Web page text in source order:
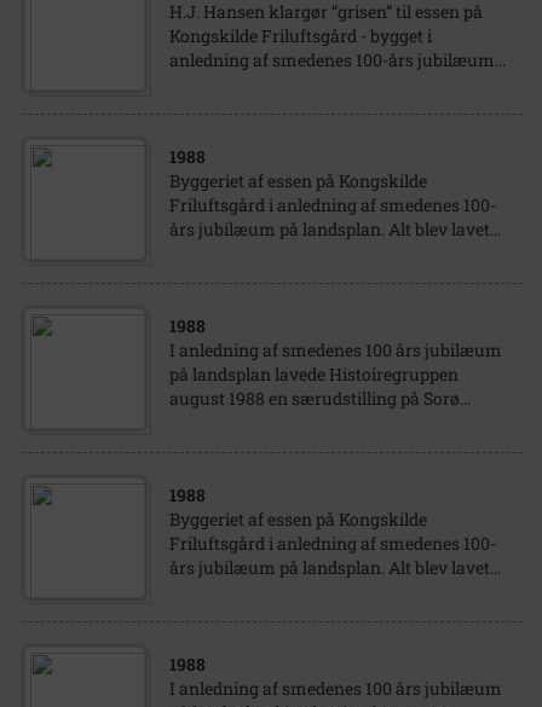
H.J. Hansen klargør “grisen” til essen på
Kongskilde Friluftsgård - bygget i
anledning af smedenes 100-års jubilæum...
1988
Byggeriet af essen på Kongskilde
Friluftsgård i anledning af smedenes 100-
års jubilæum på landsplan. Alt blev lavet...
1988
I anledning af smedenes 100 års jubilæum
på landsplan lavede Histoiregruppen
august 1988 en særudstilling på Sorø...
1988
Byggeriet af essen på Kongskilde
Friluftsgård i anledning af smedenes 100-
års jubilæum på landsplan. Alt blev lavet...
1988
I anledning af smedenes 100 års jubilæum